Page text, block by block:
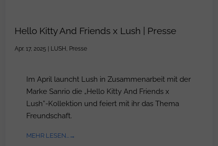
Hello Kitty And Friends x Lush | Presse
Apr. 17, 2025 | LUSH, Presse
Im April launcht Lush in Zusammenarbeit mit der
Marke Sanrio die „Hello Kitty And Friends x
Lush”-Kollektion und feiert mit ihr das Thema
Freundschaft.
MEHR LESEN...